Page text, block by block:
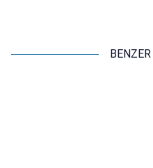
BENZER